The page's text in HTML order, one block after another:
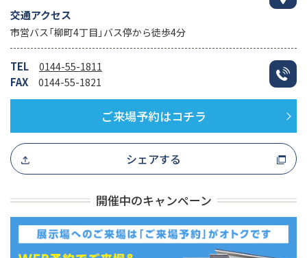
交通アクセス
市営バス「柳町4丁目」バス停から徒歩4分
TEL 0144-55-1811
FAX 0144-55-1821
ご来場予約はコチラ
シェアする
開催中のキャンペーン